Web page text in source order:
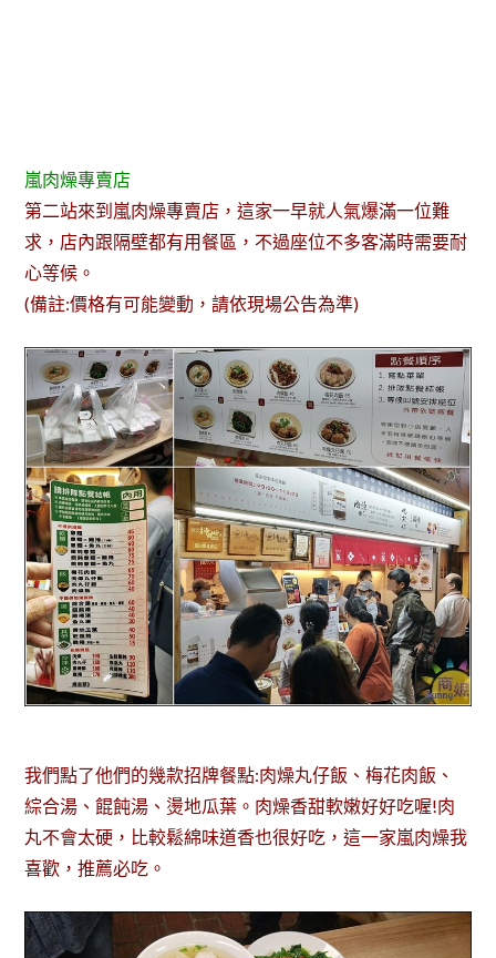
嵐肉燥專賣店
第二站來到嵐肉燥專賣店，這家一早就人氣爆滿一位難
求，店內跟隔壁都有用餐區，不過座位不多客滿時需要耐
心等候。
(備註:價格有可能變動，請依現場公告為準)
我們點了他們的幾款招牌餐點:肉燥丸仔飯、梅花肉飯、
綜合湯、餛飩湯、燙地瓜葉。肉燥香甜軟嫩好好吃喔!肉
丸不會太硬，比較鬆綿味道香也很好吃，這一家嵐肉燥我
喜歡，推薦必吃。